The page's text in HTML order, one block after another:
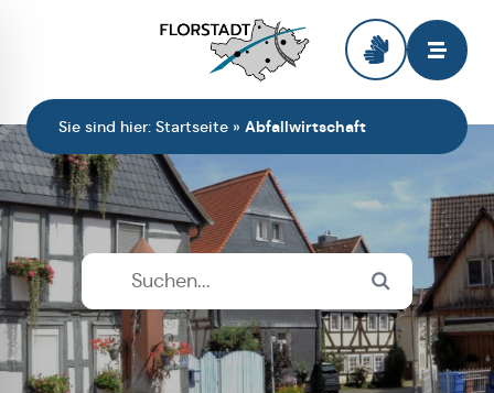
Sie sind hier: Startseite » Abfallwirtschaft